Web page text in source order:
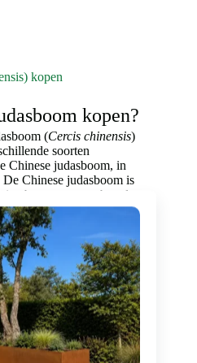
worden
de
kopen
kopen?
(Cercis chinensis)
soorten
Chinese judasboom, in
Chinese judasboom is
boom met een breed
bloeit in april, nog vóór het
roze tot paarsroze
heeft een heldergele
bruine peulen die nog lang
het goed om te weten dat
hangt af van de leeftijd,
meerstammig) van de